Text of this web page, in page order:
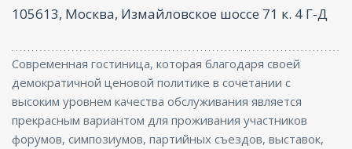
105613, Москва, Измайловское шоссе 71 к. 4 Г-Д
Современная гостиница, которая благодаря своей
демократичной ценовой политике в сочетании с
высоким уровнем качества обслуживания является
прекрасным вариантом для проживания участников
форумов, симпозиумов, партийных съездов, выставок,